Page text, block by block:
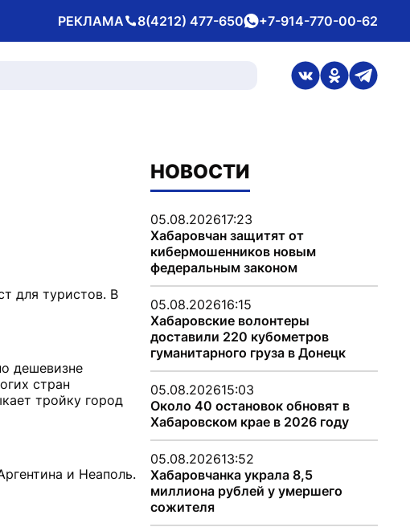
РЕКЛАМА
Телефон 8(4212) 477-650whatsApp
+7-914-770-00-62
ссылка на
ссылка на
для туристов. В
дешевизне
стран
тройку город
и Неаполь.
НОВОСТИ
05.08.202617:23
Хабаровчан защитят от
кибермошенников новым
федеральным законом
05.08.202616:15
Хабаровские волонтеры
доставили 220 кубометров
гуманитарного груза в Донецк
05.08.202615:03
Около 40 остановок обновят в
Хабаровском крае в 2026 году
05.08.202613:52
Хабаровчанка украла 8,5
миллиона рублей у умершего
сожителя